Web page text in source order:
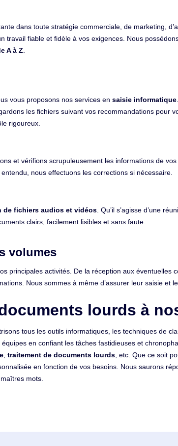
dans toute stratégie commerciale, de marketing,
travail fiable et fidèle à vos exigences. Nous
A à Z
vous proposons nos services en saisie informatique
les fichiers suivant vos recommandations pour
rigoureux.
et vérifions scrupuleusement les informations de
nous effectuons les corrections si nécessaire.
de fichiers audios et vidéos . Qu’il s’agisse d’une
clairs, facilement lisibles et sans faute.
volumes
principales activités. De la réception aux éventuelles
Nous sommes à même d’assurer leur saisie et
lourds à
tous les outils informatiques, les techniques de
en confiant les tâches fastidieuses et
traitement de documents lourds , etc. Que ce soit
en fonction de vos besoins. Nous saurons
mots.